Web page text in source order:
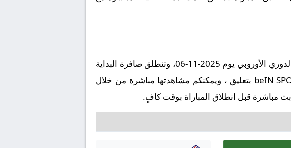
تُقام مباراة النجم الأحمر ضد ليل على ملعب راجكو ميتيتش في إطار بطولة أوروبا, الدوري الأوروبي يوم 2025-11-06، وتنطلق صافرة البداية
في تمام الساعة 19:45 بتوقيت مكة المكرمة. وتُنقل المباراة عبر قناة beIN SPORTS HD 4 بتعليق ، ويمكنكم مشاهدتها مباشرة من خلال
مباشرة قبل انطلاق المباراة بوقت كافٍ.